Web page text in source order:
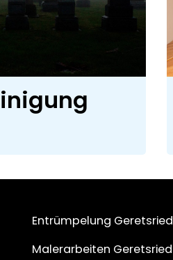
Entrümpelung Geretsried
Malerarbeiten Geretsried